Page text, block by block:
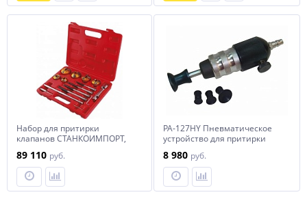
Набор для притирки
клапанов СТАНКОИМПОРТ,
89 110 руб.
PA-127HY Пневматическое
устройство для притирки
35, 45 мм.
8 980 руб.